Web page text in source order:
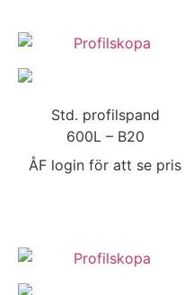
Std. profilspand
600L – B20
ÅF login för att se pris